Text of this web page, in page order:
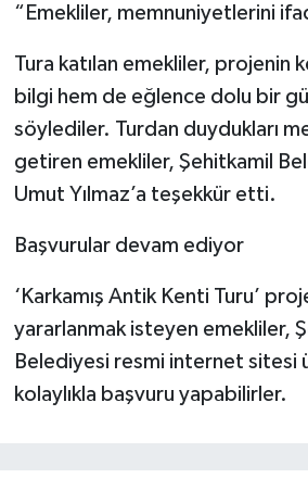
“Emekliler, memnuniyetlerini
Tura katılan emekliler, projenin
bilgi hem de eğlence dolu bir
söylediler. Turdan duydukları
getiren emekliler, Şehitkamil
Umut Yılmaz’a teşekkür etti.
Başvurular devam ediyor
‘Karkamış Antik Kenti Turu’
yararlanmak isteyen emekliler,
Belediyesi resmi internet sitesi
kolaylıkla başvuru yapabilirler.